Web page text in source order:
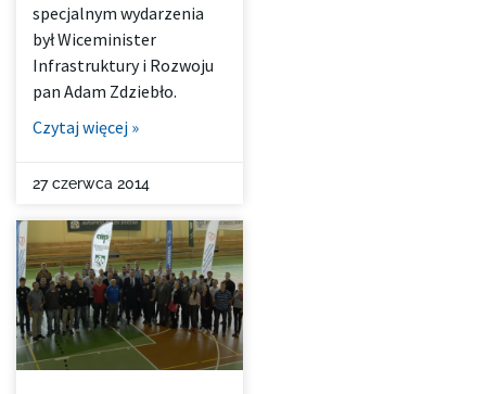
specjalnym wydarzenia
był Wiceminister
Infrastruktury i Rozwoju
pan Adam Zdziebło.
Czytaj więcej »
27 czerwca 2014